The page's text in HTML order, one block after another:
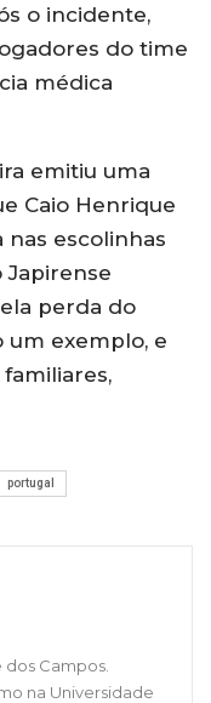
o incidente,
do time
médica
emitiu uma
Caio Henrique
nas escolinhas
Japirense
perda do
exemplo, e
portugal
Campos.
na Universidade